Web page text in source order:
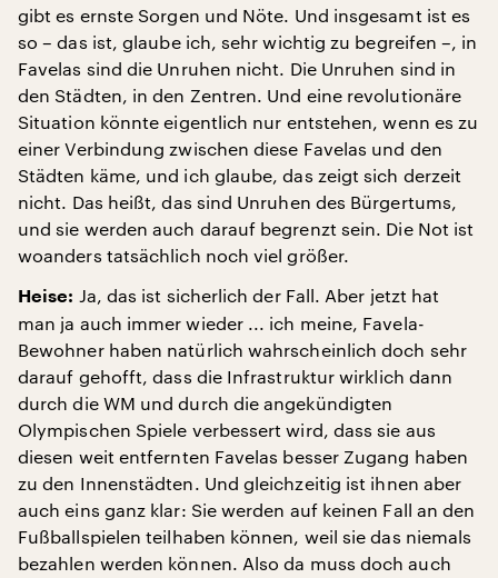
gibt es ernste Sorgen und Nöte. Und insgesamt ist es
so – das ist, glaube ich, sehr wichtig zu begreifen –, in
Favelas sind die Unruhen nicht. Die Unruhen sind in
den Städten, in den Zentren. Und eine revolutionäre
Situation könnte eigentlich nur entstehen, wenn es zu
einer Verbindung zwischen diese Favelas und den
Städten käme, und ich glaube, das zeigt sich derzeit
nicht. Das heißt, das sind Unruhen des Bürgertums,
und sie werden auch darauf begrenzt sein. Die Not ist
woanders tatsächlich noch viel größer.
Heise: Ja, das ist sicherlich der Fall. Aber jetzt hat
man ja auch immer wieder ... ich meine, Favela-
Bewohner haben natürlich wahrscheinlich doch sehr
darauf gehofft, dass die Infrastruktur wirklich dann
durch die WM und durch die angekündigten
Olympischen Spiele verbessert wird, dass sie aus
diesen weit entfernten Favelas besser Zugang haben
zu den Innenstädten. Und gleichzeitig ist ihnen aber
auch eins ganz klar: Sie werden auf keinen Fall an den
Fußballspielen teilhaben können, weil sie das niemals
bezahlen werden können. Also da muss doch auch